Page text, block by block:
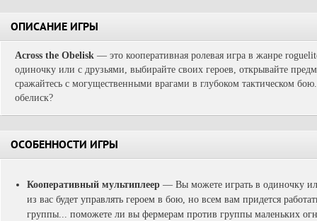
ОПИСАНИЕ ИГРЫ
Across the Obelisk — это кооперативная ролевая игра в жанре
одиночку или с друзьями, выбирайте своих героев, открывайте
сражайтесь с могущественными врагами в глубоком тактическом
обелиск?
ОСОБЕННОСТИ ИГРЫ
Кооперативный мультиплеер — Вы можете играть в одиночку
из вас будет управлять героем в бою, но всем вам придется
группы... поможете ли вы фермерам против группы маленьких